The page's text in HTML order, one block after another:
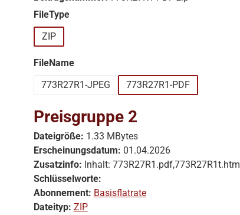
FileTypeauswählen
ZIP
FileNameauswählen
773R27R1-JPEG
773R27R1-PDF
Preisgruppe 2
Dateigröße: 1.33 MBytes
Erscheinungsdatum: 01.04.2026
Zusatzinfo: Inhalt: 773R27R1.pdf,773R27R1t.html
Schlüsselworte:
Abonnement: Basisflatrate
Dateityp: ZIP